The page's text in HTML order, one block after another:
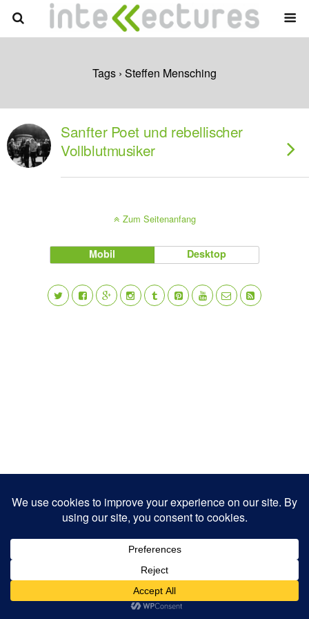
Tags › Steffen Mensching
Sanfter Poet und rebellischer
Vollblutmusiker
Zum Seitenanfang
Mobil Desktop